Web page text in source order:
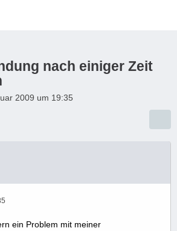
nach einiger Zeit
2009 um 19:35
ein Problem mit meiner